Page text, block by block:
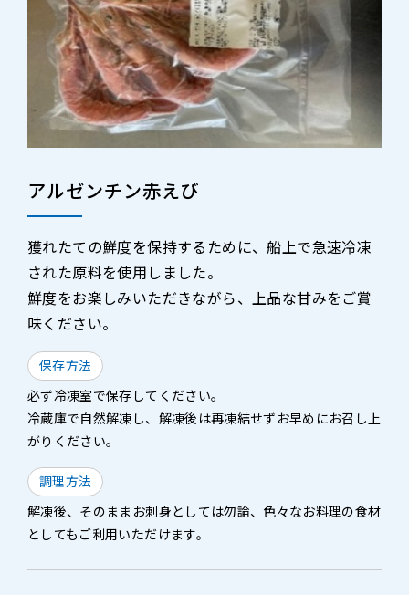
アルゼンチン赤えび
獲れたての鮮度を保持するために、船上で急速冷凍
された原料を使用しました。
鮮度をお楽しみいただきながら、上品な甘みをご賞
味ください。
保存方法
必ず冷凍室で保存してください。
冷蔵庫で自然解凍し、解凍後は再凍結せずお早めにお召し上
がりください。
調理方法
解凍後、そのままお刺身としては勿論、色々なお料理の食材
としてもご利用いただけます。